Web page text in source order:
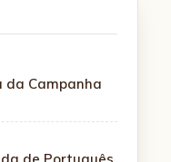
da Campanha